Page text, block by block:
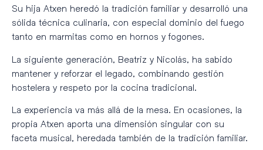
Su hija Atxen heredó la tradición familiar y desarrolló una
sólida técnica culinaria, con especial dominio del fuego
tanto en marmitas como en hornos y fogones.
La siguiente generación, Beatriz y Nicolás, ha sabido
mantener y reforzar el legado, combinando gestión
hostelera y respeto por la cocina tradicional.
La experiencia va más allá de la mesa. En ocasiones, la
propia Atxen aporta una dimensión singular con su
faceta musical, heredada también de la tradición familiar.